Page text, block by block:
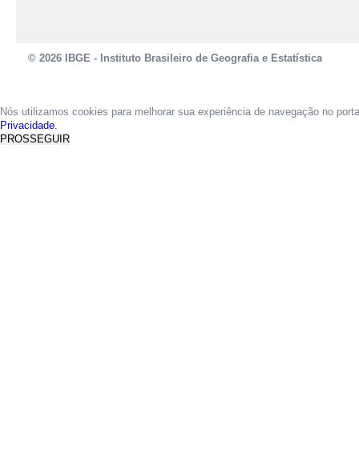
© 2026 IBGE - Instituto Brasileiro de Geografia e Estatística
Nós utilizamos cookies para melhorar sua experiência de navegação no
Privacidade.
PROSSEGUIR